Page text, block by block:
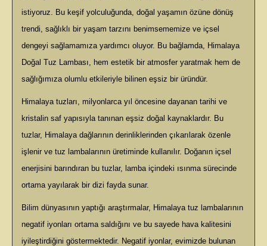
istiyoruz. Bu keşif yolculuğunda, doğal yaşamın özüne dönüş
trendi, sağlıklı bir yaşam tarzını benimsememize ve içsel
dengeyi sağlamamıza yardımcı oluyor. Bu bağlamda, Himalaya
Doğal Tuz Lambası, hem estetik bir atmosfer yaratmak hem de
sağlığımıza olumlu etkileriyle bilinen eşsiz bir üründür.
Himalaya tuzları, milyonlarca yıl öncesine dayanan tarihi ve
kristalin saf yapısıyla tanınan eşsiz doğal kaynaklardır. Bu
tuzlar, Himalaya dağlarının derinliklerinden çıkarılarak özenle
işlenir ve tuz lambalarının üretiminde kullanılır. Doğanın içsel
enerjisini barındıran bu tuzlar, lamba içindeki ısınma sürecinde
ortama yayılarak bir dizi fayda sunar.
Bilim dünyasının yaptığı araştırmalar, Himalaya tuz lambalarının
negatif iyonları ortama saldığını ve bu sayede hava kalitesini
iyileştirdiğini göstermektedir. Negatif iyonlar, evimizde bulunan